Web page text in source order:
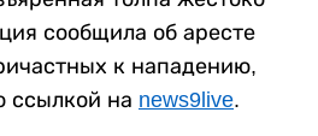
сообщила об аресте
к нападению,
ссылкой на news9live.